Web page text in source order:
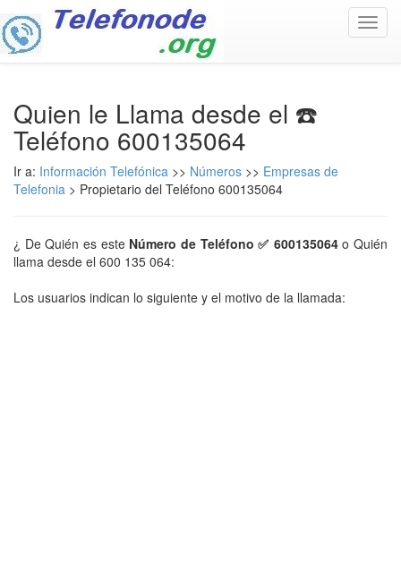
Quien le Llama desde el ☎️
Teléfono 600135064
Ir a: Información Telefónica >> Números >> Empresas de
Telefonia > Propietario del Teléfono 600135064
¿ De Quién es este Número de Teléfono ✅ 600135064o Quién
llama desde el 600 135 064:
Los usuarios indican lo siguiente y el motivo de la llamada: